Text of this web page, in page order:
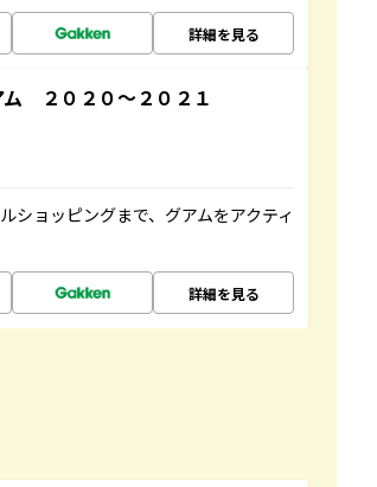
詳細を見る
２０２０～２０２１
ショッピングまで、グアムをアクティ
詳細を見る